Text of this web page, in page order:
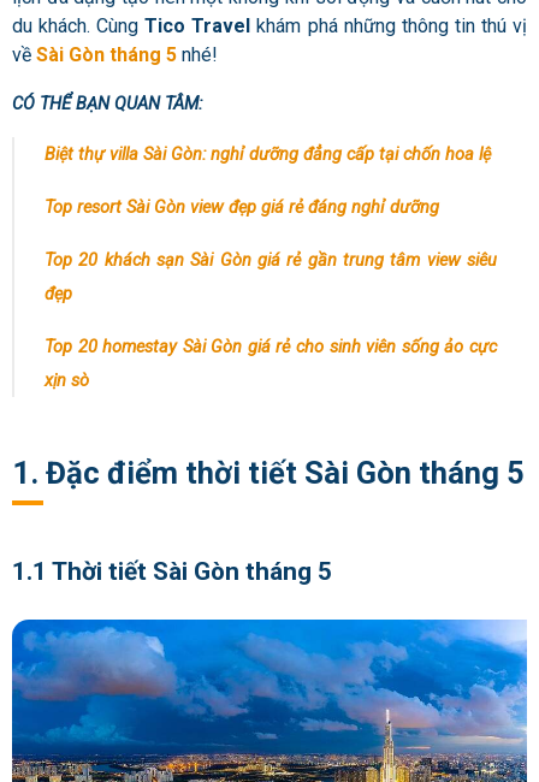
du khách. CùngTico Travel khám phá những thông tin thú vị
về Sài Gòn tháng 5 nhé!
CÓ THỂ BẠN QUAN TÂM:
Biệt thự villa Sài Gòn: nghỉ dưỡng đẳng cấp tại chốn hoa lệ
Top resort Sài Gòn view đẹp giá rẻ đáng nghỉ dưỡng
Top 20 khách sạn Sài Gòn giá rẻ gần trung tâm view siêu
đẹp
Top 20 homestay Sài Gòn giá rẻ cho sinh viên sống ảo cực
xịn sò
1. Đặc điểm thời tiết Sài Gòn tháng 5
1.1 Thời tiết Sài Gòn tháng 5